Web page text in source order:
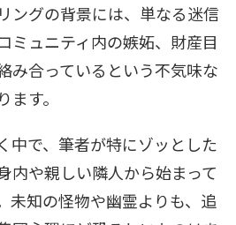
ングの背景には、単なる迷信
ミュニティ内の嫉妬、財産目
み合っているという不気味な
す。
中で、筆者が特にゾッとした
内や親しい隣人から始まって
未知の怪物や幽霊よりも、追